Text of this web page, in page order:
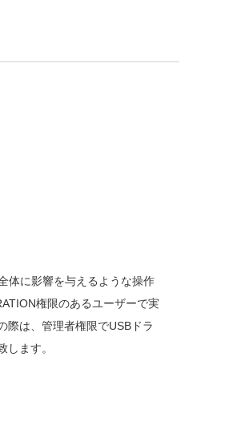
体に影響を与えるような操作
権限のあるユーザーで実
際は、管理者権限でUSBドラ
ます。